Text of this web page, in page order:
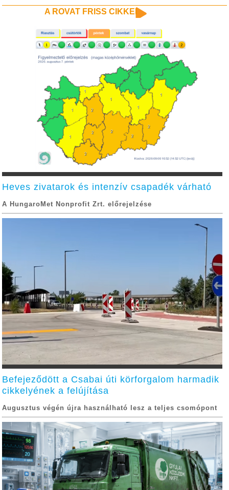
A ROVAT FRISS CIKKEI
Heves zivatarok és intenzív csapadék várható
A HungaroMet Nonprofit Zrt. előrejelzése
Befejeződött a Csabai úti körforgalom harmadik
cikkelyének a felújítása
Augusztus végén újra használható lesz a teljes csomópont